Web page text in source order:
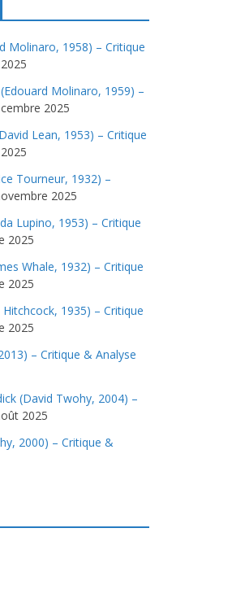
Molinaro, 1958) – Critique
Molinaro, 1959) –
2025
Lean, 1953) – Critique
Tourneur, 1932) –
2025
Lupino, 1953) – Critique
2025
Whale, 1932) – Critique
2025
1935) – Critique
2025
– Critique & Analyse
(David Twohy, 2004) –
2025
2000) – Critique &